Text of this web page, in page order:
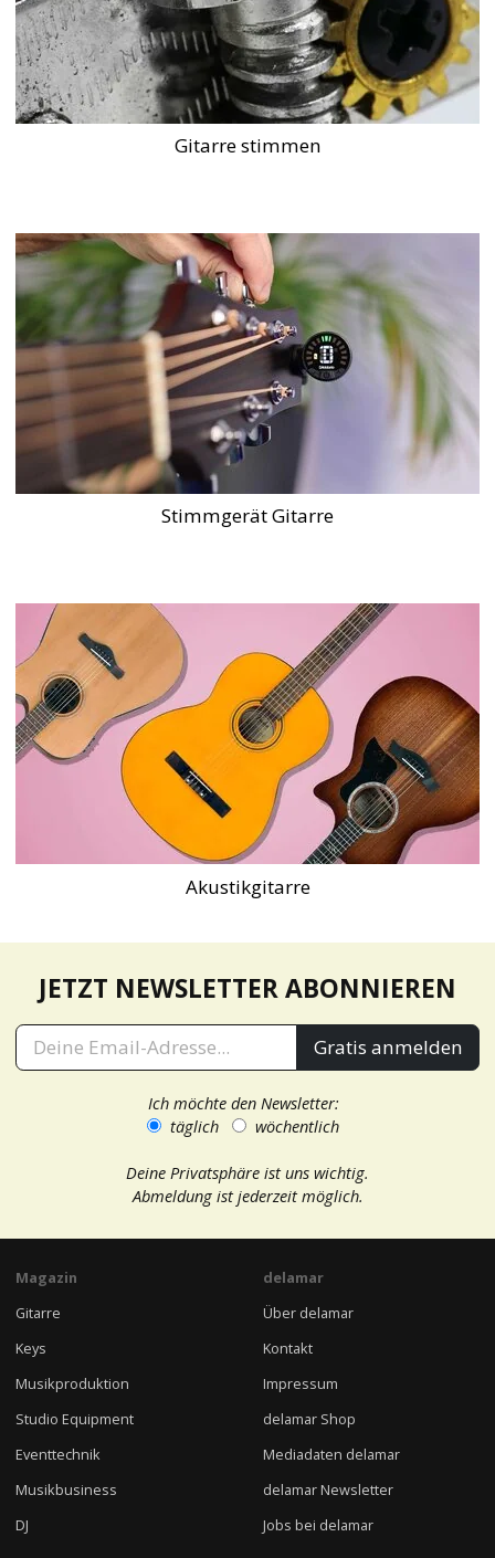
Gitarre stimmen
Stimmgerät Gitarre
Akustikgitarre
JETZT NEWSLETTER ABONNIEREN
Gratis anmelden
Ich möchte den Newsletter:
täglich
wöchentlich
Deine Privatsphäre ist uns wichtig.
Abmeldung ist jederzeit möglich.
Magazin
Gitarre
Keys
Musikproduktion
Studio Equipment
Eventtechnik
Musikbusiness
DJ
delamar
Über delamar
Kontakt
Impressum
delamar Shop
Mediadaten delamar
delamar Newsletter
Jobs bei delamar